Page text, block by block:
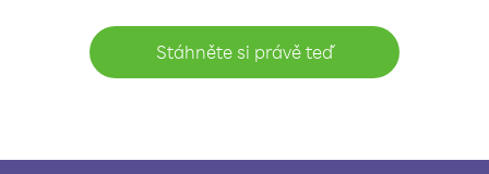
Stáhněte si právě teď